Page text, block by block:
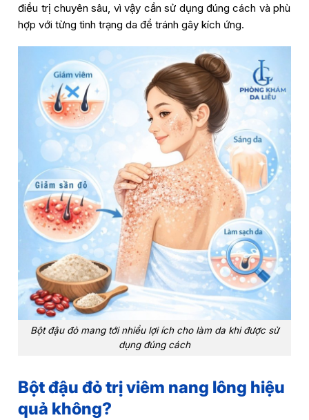
điều trị chuyên sâu, vì vậy cần sử dụng đúng cách và phù
hợp với từng tình trạng da để tránh gây kích ứng.
Bột đậu đỏ mang tới nhiều lợi ích cho làm da khi được sử
dụng đúng cách
Bột đậu đỏ trị viêm nang lông hiệu
quả không?